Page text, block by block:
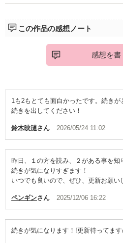
この作品の感想ノート
感想を書
1も2もとても面白かったです。続きが
続きを出してください！
鈴木映漣さん 2026/05/24 11:02
昨日、１の方を読み、２がある事を知
続きが気になりすぎます！
いつでも良いので、ぜひ、更新お願い
ペンギンさん 2025/12/06 16:22
続きが気になります！!更新待ってま